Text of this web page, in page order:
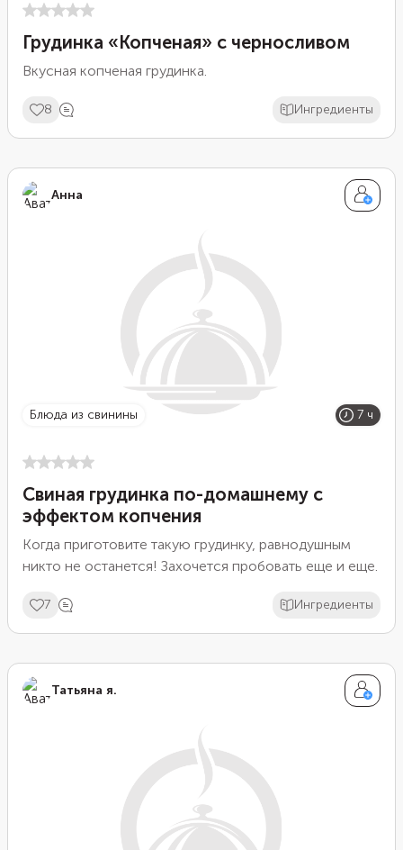
Грудинка «Копченая» с черносливом
Вкусная копченая грудинка.
8 Ингредиенты
Анна
блюда из свинины 7 ч
Свиная грудинка по-домашнему с
эффектом копчения
Когда приготовите такую грудинку, равнодушным
никто не останется! Захочется пробовать еще и еще.
7 Ингредиенты
Татьяна я.